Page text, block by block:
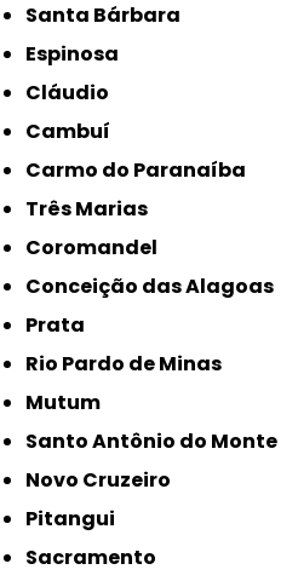
Santa Bárbara
Espinosa
Cláudio
Cambuí
Carmo do Paranaíba
Três Marias
Coromandel
Conceição das Alagoas
Prata
Rio Pardo de Minas
Mutum
Santo Antônio do Monte
Novo Cruzeiro
Pitangui
Sacramento